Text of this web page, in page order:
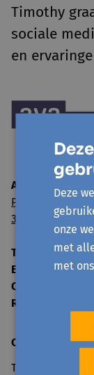
Timothy
sociale
en
Avansa Oost-
Paul van
3001 Leuven
Tel:
016 52 59 00
E-mail:
RPR
Contact
Telefonisch
Deze
onze
met
met